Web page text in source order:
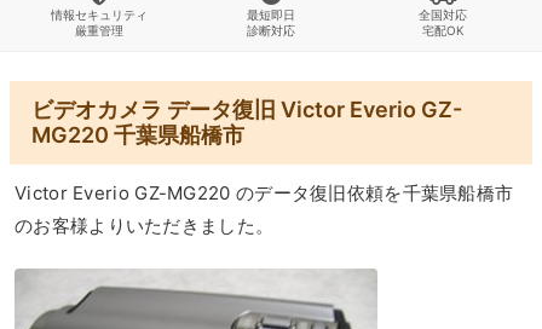
情報セキュリティ
厳重管理
最短即日
診断対応
全国対応
宅配OK
ビデオカメラ データ復旧 Victor Everio GZ-
MG220 千葉県船橋市
Victor Everio GZ-MG220 のデータ復旧依頼を千葉県船橋市
のお客様よりいただきました。